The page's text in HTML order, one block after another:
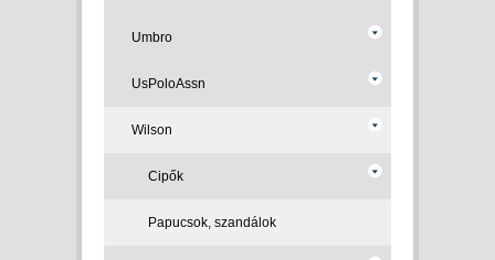
Umbro
UsPoloAssn
Wilson
Cipők
Papucsok, szandálok